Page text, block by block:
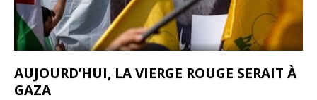
AUJOURD’HUI, LA VIERGE ROUGE SERAIT À
GAZA